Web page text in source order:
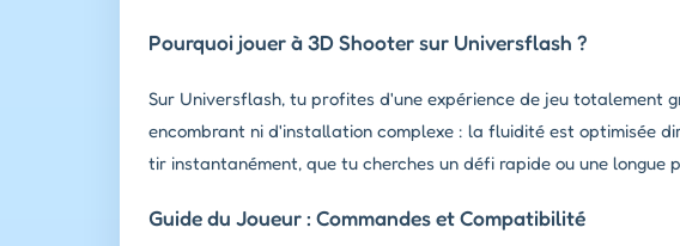
Pourquoi jouer à 3D Shooter sur Universflash ?
Sur Universflash, tu profites d'une expérience de jeu totalement
encombrant ni d'installation complexe : la fluidité est optimisée
tir instantanément, que tu cherches un défi rapide ou une longue
Guide du Joueur : Commandes et Compatibilité